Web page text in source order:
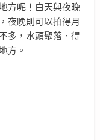
方呢！白天與夜晚
夜晚則可以拍得月
多，水頭聚落．得
方。